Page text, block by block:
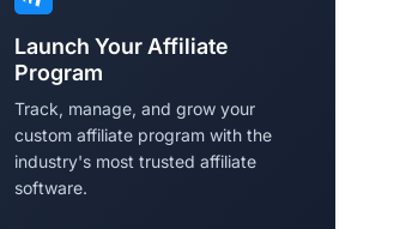
Launch Your Affiliate
Program
Track, manage, and grow your
custom affiliate program with the
industry's most trusted affiliate
software.